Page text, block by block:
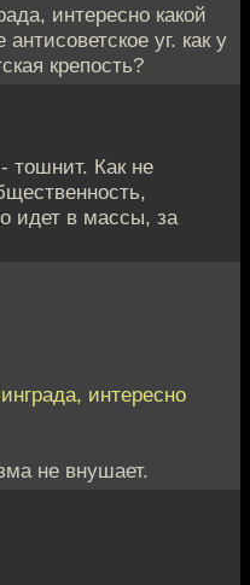
интересно какой
уг. как у
крепость?
тошнит. Как не
идет в массы, за
интересно
не внушает.